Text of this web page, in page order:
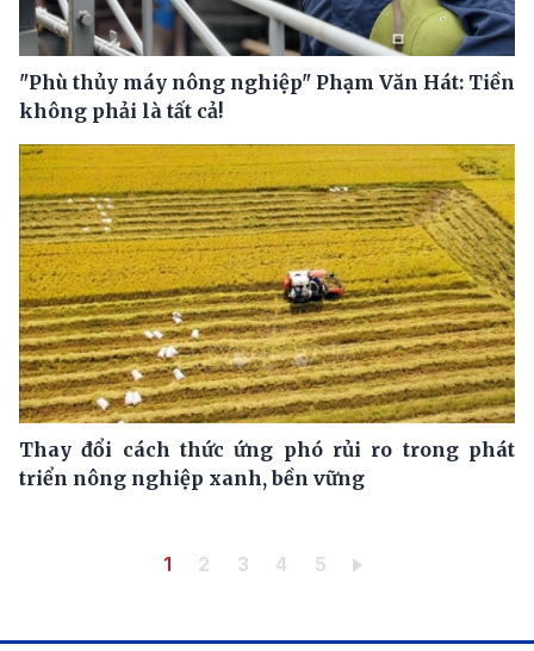
"Phù thủy máy nông nghiệp" Phạm Văn Hát: Tiền
không phải là tất cả!
Thay đổi cách thức ứng phó rủi ro trong phát
triển nông nghiệp xanh, bền vững
Trang hiện thời
1 Trang
2 Trang
3 Trang
4 Trang
5